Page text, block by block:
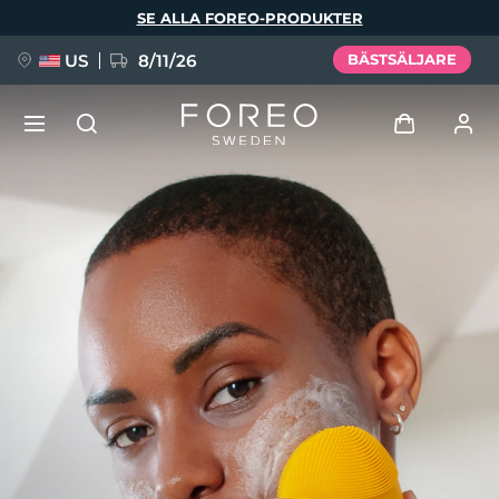
SE ALLA FOREO-PRODUKTER
US 8/11/26 BÄSTSÄLJARE
Användarprofil
Mina enheter
Mina beställningar
Mina adresser
Mina prenumerationer
NYHET
FAQ™ Pure Beauty-Tech Elixir
BREAKING NEWS
issa™ Teeth Whitening Set
Språk
English Deutsch
Español
Français
Italiano
Português
Svenska
Русский
Türkçe
简体中文 繁體中文